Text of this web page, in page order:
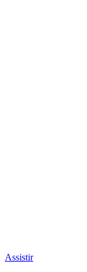
Assistir